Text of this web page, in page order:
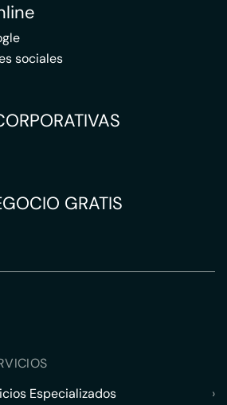
sociales
GRATIS
Especializados
›